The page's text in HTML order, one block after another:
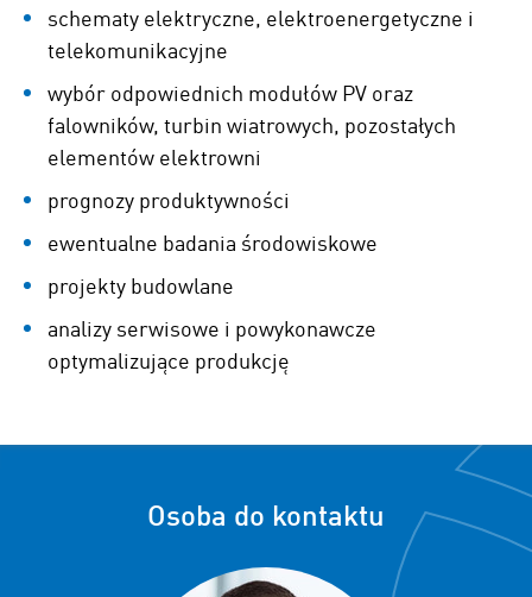
schematy elektryczne, elektroenergetyczne i
telekomunikacyjne
wybór odpowiednich modułów PV oraz
falowników, turbin wiatrowych, pozostałych
elementów elektrowni
prognozy produktywności
ewentualne badania środowiskowe
projekty budowlane
analizy serwisowe i powykonawcze
optymalizujące produkcję
Osoba do kontaktu